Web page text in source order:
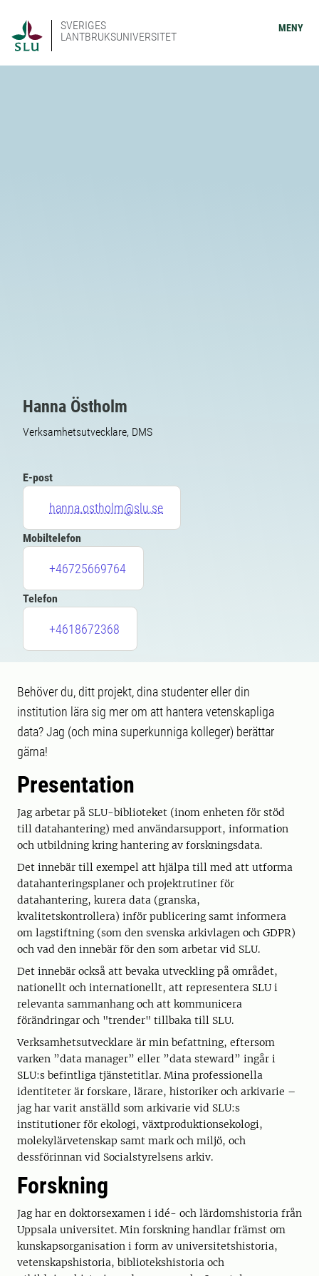
SVERIGES
LANTBRUKSUNIVERSITET
MENY
Hanna Östholm
Verksamhetsutvecklare, DMS
E-post
hanna.ostholm@slu.se
Mobiltelefon
+46725669764
Telefon
+4618672368
Behöver du, ditt projekt, dina studenter eller din
institution lära sig mer om att hantera vetenskapliga
data? Jag (och mina superkunniga kolleger) berättar
gärna!
Presentation
Jag arbetar på SLU-biblioteket (inom enheten för stöd
till datahantering) med användarsupport, information
och utbildning kring hantering av forskningsdata.
Det innebär till exempel att hjälpa till med att utforma
datahanteringsplaner och projektrutiner för
datahantering, kurera data (granska,
kvalitetskontrollera) inför publicering samt informera
om lagstiftning (som den svenska arkivlagen och GDPR)
och vad den innebär för den som arbetar vid SLU.
Det innebär också att bevaka utveckling på området,
nationellt och internationellt, att representera SLU i
relevanta sammanhang och att kommunicera
förändringar och "trender" tillbaka till SLU.
Verksamhetsutvecklare är min befattning, eftersom
varken ”data manager” eller ”data steward” ingår i
SLU:s befintliga tjänstetitlar. Mina professionella
identiteter är forskare, lärare, historiker och arkivarie –
jag har varit anställd som arkivarie vid SLU:s
institutioner för ekologi, växtproduktionsekologi,
molekylärvetenskap samt mark och miljö, och
dessförinnan vid Socialstyrelsens arkiv.
Forskning
Jag har en doktorsexamen i idé- och lärdomshistoria från
Uppsala universitet. Min forskning handlar främst om
kunskapsorganisation i form av universitetshistoria,
vetenskapshistoria, bibliotekshistoria och